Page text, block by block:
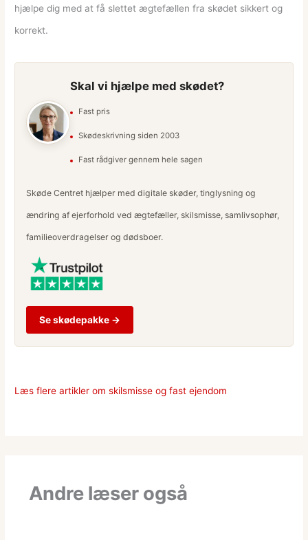
hjælpe dig med at få slettet ægtefællen fra skødet sikkert og
korrekt.
Skal vi hjælpe med skødet?
Fast pris
Skødeskrivning siden 2003
Fast rådgiver gennem hele sagen
Skøde Centret hjælper med digitale skøder, tinglysning og
ændring af ejerforhold ved ægtefæller, skilsmisse, samlivsophør,
familieoverdragelser og dødsboer.
Se skødepakke →
Læs flere artikler om skilsmisse og fast ejendom
Andre læser også